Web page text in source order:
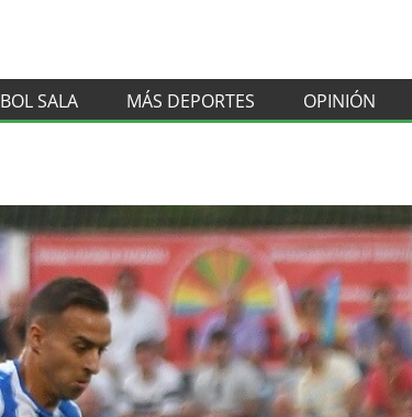
SALA MÁS DEPORTES OPINIÓN